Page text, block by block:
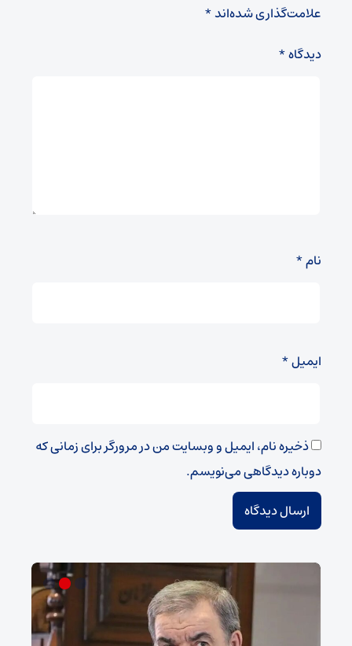
علامت‌گذاری شده‌اند*
دیدگاه*
نام*
ایمیل*
ذخیره نام، ایمیل و وبسایت من در مرورگر برای زمانی که
دوباره دیدگاهی می‌نویسم.